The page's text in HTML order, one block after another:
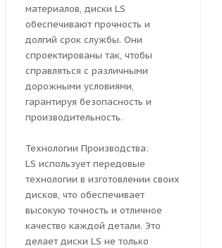
материалов, диски LS
обеспечивают прочность и
долгий срок службы. Они
спроектированы так, чтобы
справляться с различными
дорожными условиями,
гарантируя безопасность и
производительность.
Технологии Производства:
LS использует передовые
технологии в изготовлении своих
дисков, что обеспечивает
высокую точность и отличное
качество каждой детали. Это
делает диски LS не только